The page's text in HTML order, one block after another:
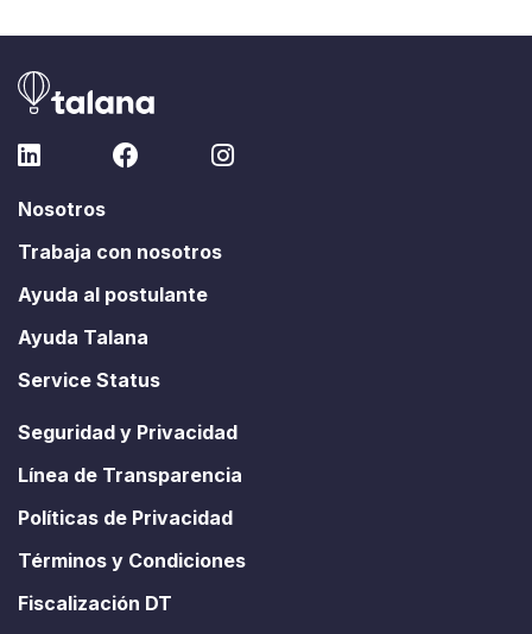
Nosotros
Trabaja con nosotros
Ayuda al postulante
Ayuda Talana
Service Status
Seguridad y Privacidad
Línea de Transparencia
Políticas de Privacidad
Términos y Condiciones
Fiscalización DT